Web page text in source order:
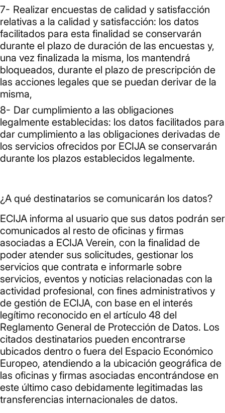
Realizar encuestas de calidad y satisfacción
relativas a la calidad y satisfacción: los datos
facilitados para esta finalidad se conservarán
durante el plazo de duración de las encuestas y,
una vez finalizada la misma, los mantendrá
bloqueados, durante el plazo de prescripción de
las acciones legales que se puedan derivar de la
misma,
Dar cumplimiento a las obligaciones
legalmente establecidas: los datos facilitados para
dar cumplimiento a las obligaciones derivadas de
los servicios ofrecidos por ECIJA se conservarán
durante los plazos establecidos legalmente.
¿A qué destinatarios se comunicarán los datos?
ECIJA informa al usuario que sus datos podrán ser
comunicados al resto de oficinas y firmas
asociadas a ECIJA Verein, con la finalidad de
poder atender sus solicitudes, gestionar los
servicios que contrata e informarle sobre
servicios, eventos y noticias relacionadas con la
actividad profesional, con fines administrativos y
de gestión de ECIJA, con base en el interés
legítimo reconocido en el artículo 48 del
Reglamento General de Protección de Datos. Los
citados destinatarios pueden encontrarse
ubicados dentro o fuera del Espacio Económico
Europeo, atendiendo a la ubicación geográfica de
las oficinas y firmas asociadas encontrándose en
este último caso debidamente legitimadas las
transferencias internacionales de datos.